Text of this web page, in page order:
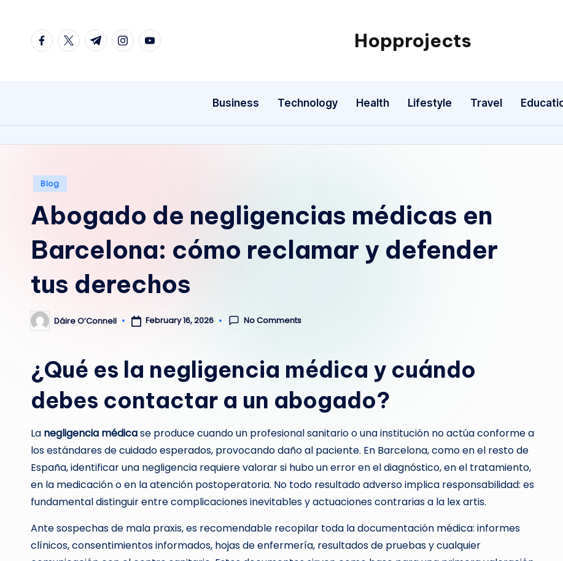
facebook.com
twitter.com
t.me instagram.com
youtube.com Hopprojects
Business Technology Health Lifestyle Travel
Posted
Blog
Abogado de negligencias médicas en
Barcelona: cómo reclamar y defender
tus derechos
Posted
by
Dáire O’Connell February 16, 2026 No Comments
¿Qué es la negligencia médica y cuándo
debes contactar a un abogado?
La negligencia médicase produce cuando un profesional sanitario o una institución no actúa conforme a
los estándares de cuidado esperados, provocando daño al paciente. En Barcelona, como en el resto de
España, identificar una negligencia requiere valorar si hubo un error en el diagnóstico, en el tratamiento,
en la medicación o en la atención postoperatoria. No todo resultado adverso implica responsabilidad: es
fundamental distinguir entre complicaciones inevitables y actuaciones contrarias a la lex artis.
Ante sospechas de mala praxis, es recomendable recopilar toda la documentación médica: informes
clínicos, consentimientos informados, hojas de enfermería, resultados de pruebas y cualquier